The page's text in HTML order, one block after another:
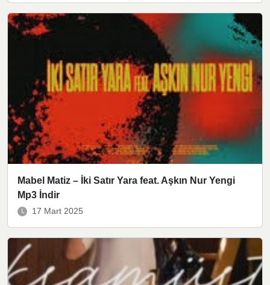
Mabel Matiz – İki Satır Yara feat. Aşkın Nur Yengi
Mp3 İndir
17 Mart 2025